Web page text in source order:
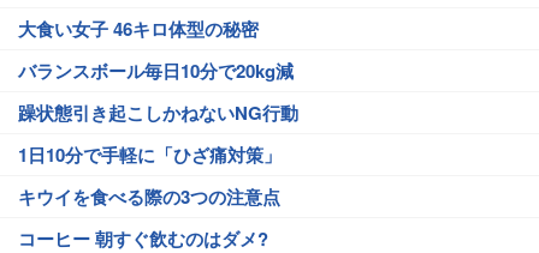
大食い女子 46キロ体型の秘密
バランスボール毎日10分で20kg減
躁状態引き起こしかねないNG行動
1日10分で手軽に「ひざ痛対策」
キウイを食べる際の3つの注意点
コーヒー 朝すぐ飲むのはダメ?